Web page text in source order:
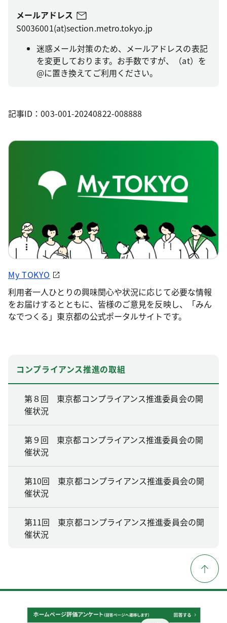
メールアドレス
S0036001(at)section.metro.tokyo.jp
迷惑メール対策のため、メールアドレスの表記
を変更しております。お手数ですが、（at）を
@に置き換えてご利用ください。
記事ID：003-001-20240822-008888
My TOKYO
利用者一人ひとりの興味関心や状況に応じて必要な情報
をお届けするとともに、皆様のご意見を反映し、「みん
なでつくる」東京都の公式ポータルサイトです。
コンプライアンス推進の取組
第８回 東京都コンプライアンス推進委員会の開
催状況
第９回 東京都コンプライアンス推進委員会の開
催状況
第10回 東京都コンプライアンス推進委員会の開
催状況
第11回 東京都コンプライアンス推進委員会の開
催状況